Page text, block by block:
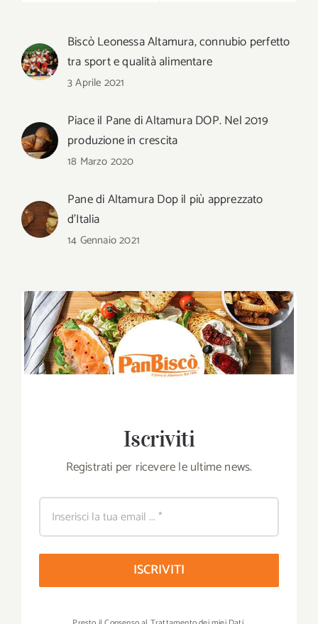
Biscò Leonessa Altamura, connubio perfetto
tra sport e qualità alimentare
3 Aprile 2021
Piace il Pane di Altamura DOP. Nel 2019
produzione in crescita
18 Marzo 2020
Pane di Altamura Dop il più apprezzato
d’Italia
14 Gennaio 2021
Iscriviti
Registrati per ricevere le ultime news.
ISCRIVITI